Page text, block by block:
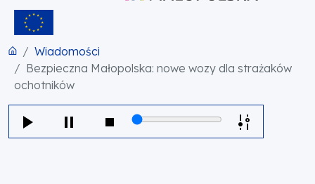
Wiadomości
Bezpieczna Małopolska: nowe wozy dla strażaków
ochotników